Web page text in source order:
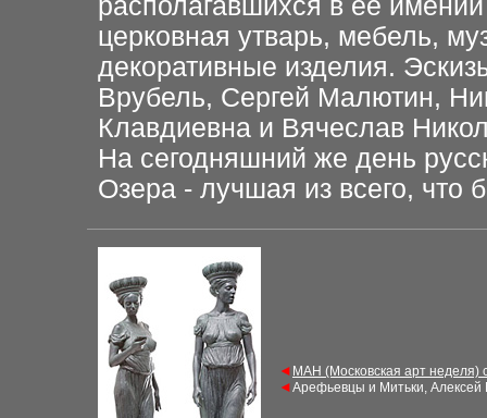
располагавшихся в её
церковная утварь, мебель,
декоративные изделия.
Врубель, Сергей Малютин,
Клавдиевна и Вячеслав
На сегодняшний же день
Озера - лучшая из всего, что
◄ МАН (Московская арт неделя)
◄Арефьевцы и Митьки,